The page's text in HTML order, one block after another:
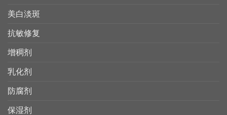
美白淡斑
抗敏修复
增稠剂
乳化剂
防腐剂
保湿剂